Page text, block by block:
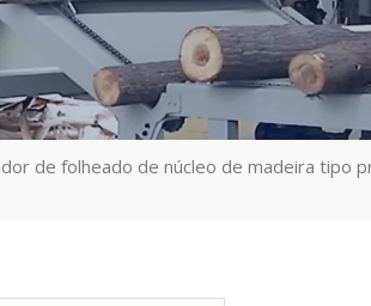
de folheado de núcleo de madeira tipo